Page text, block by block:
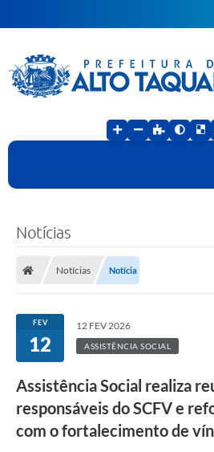
Notícias
Notícias Notícia
FEV
12
12 FEV 2026
ASSISTÊNCIA SOCIAL
Assistência Social realiza
responsáveis do SCFV e
com o fortalecimento de